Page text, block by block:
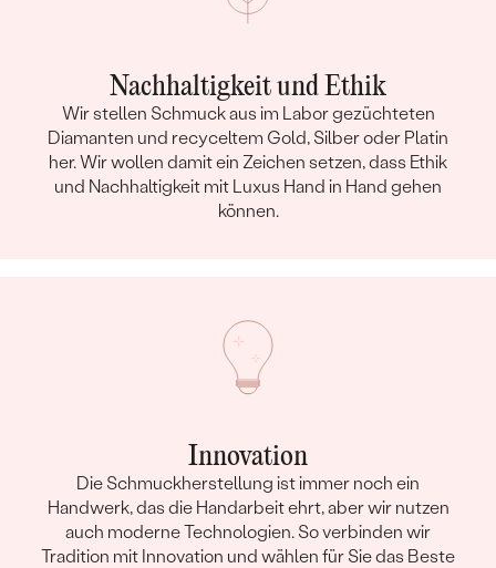
Nachhaltigkeit und Ethik
Wir stellen Schmuck aus im Labor gezüchteten
Diamanten und recyceltem Gold, Silber oder Platin
her. Wir wollen damit ein Zeichen setzen, dass Ethik
und Nachhaltigkeit mit Luxus Hand in Hand gehen
können.
Innovation
Die Schmuckherstellung ist immer noch ein
Handwerk, das die Handarbeit ehrt, aber wir nutzen
auch moderne Technologien. So verbinden wir
Tradition mit Innovation und wählen für Sie das Beste